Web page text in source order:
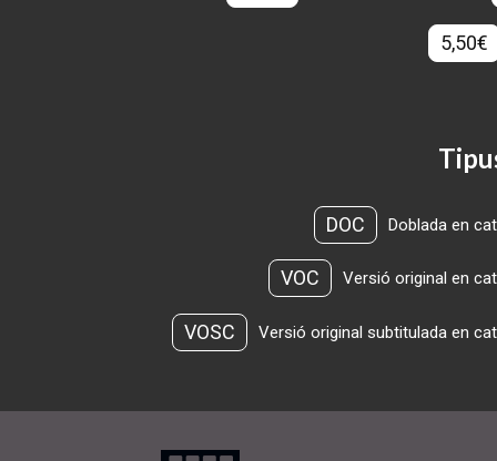
5,50€
DOC Doblada en
VOC Versió original en
VOSC Versió original subtitulada en